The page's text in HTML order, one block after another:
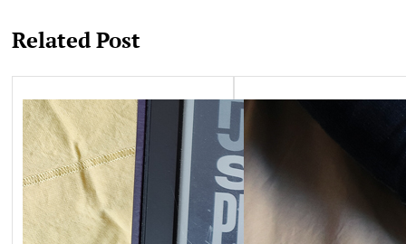
Related Post